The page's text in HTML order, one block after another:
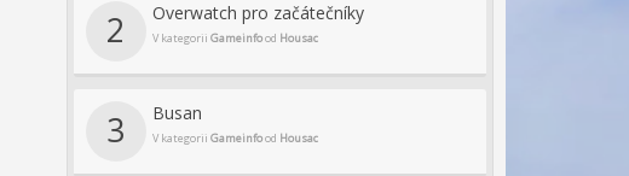
2 Overwatch pro začátečníky
V kategorii Gameinfood Housac
3 Busan
V kategorii Gameinfood Housac